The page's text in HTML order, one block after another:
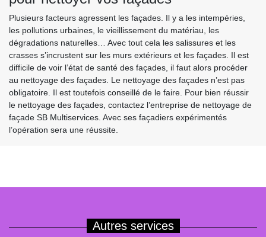
Plusieurs facteurs agressent les façades. Il y a les intempéries,
les pollutions urbaines, le vieillissement du matériau, les
dégradations naturelles… Avec tout cela les salissures et les
crasses s’incrustent sur les murs extérieurs et les façades. Il est
difficile de voir l’état de santé des façades, il faut alors procéder
au nettoyage des façades. Le nettoyage des façades n’est pas
obligatoire. Il est toutefois conseillé de le faire. Pour bien réussir
le nettoyage des façades, contactez l’entreprise de nettoyage de
façade SB Multiservices. Avec ses façadiers expérimentés
l’opération sera une réussite.
Autres services